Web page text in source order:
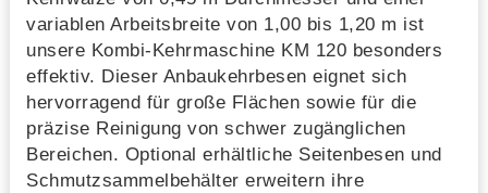
variablen Arbeitsbreite von 1,00 bis 1,20 m ist
unsere Kombi-Kehrmaschine KM 120 besonders
effektiv. Dieser Anbaukehrbesen eignet sich
hervorragend für große Flächen sowie für die
präzise Reinigung von schwer zugänglichen
Bereichen. Optional erhältliche Seitenbesen und
Schmutzsammelbehälter erweitern ihre